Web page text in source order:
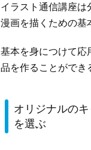
イラスト通信講座は
漫画を描くための基
基本を身につけて応
品を作ることができ
オリジナルの
を選ぶ